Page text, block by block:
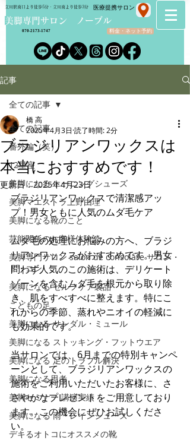
​美脚専門サロン ノーブル
立川駅南口より徒歩5分・立川南より徒歩3分
料金・ネット予約
070-2173-1747
​医療提携サロン
記事
全ての記事
番外編（笑）
12星座
美脚になる トーニングシューズ
美脚マエストラ上野由理
美脚になる靴のこと
芸能関係のお客様体験談
美脚専門サロン salon de consolare サロン・
ド・コン
美脚になる セルフケア製品
こどもの足
美脚になる サンダル・ミュール
美脚になる ストッキング・フットウエア
美脚になる 足のトラブル解決
美脚になる思考
美脚セミナー 講演実績
美脚になる 雨・レインシューズ
デキるオトコにオススメの靴
全ての記事
ブラジリアンワックスは
本当におすすめです！
橋 高
2025年4月3日 読了時間: 2分
更新日：2025年4月23日
ブラジリアンワックスで清潔感アッ
プ！男女ともに人気のムダ毛ケア
ムダ毛の処理にお悩みの方へ、ブラジ
リアンワックスがおすすめです。男女
問わず人気のこの施術は、デリケート
ゾーンを含むムダ毛を根元から取り除
き、肌をすべすべに整えます。特にこ
れからの季節、蒸れやニオイの軽減に
も効果的です。
当サロンでは、6月までの特別キャンペ
ーンとして、ブラジリアンワックスの
施術をご利用いただいたお客様に、さ
さやかなプレゼントをご用意しており
ます。この機会にぜひお試しくださ
い。